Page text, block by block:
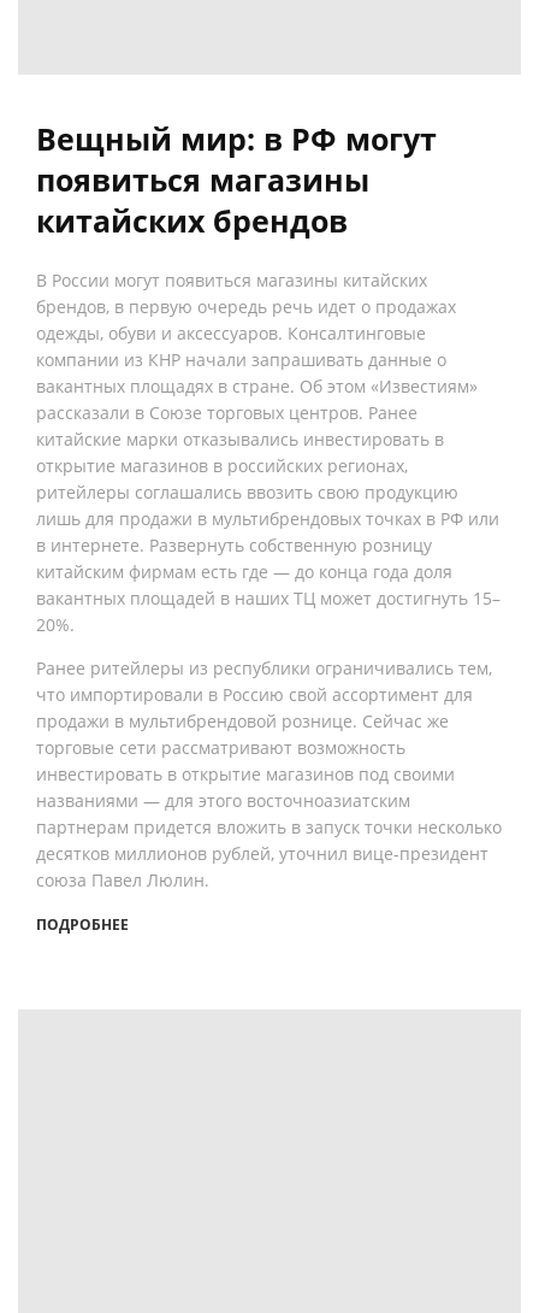
Вещный мир: в РФ могут
появиться магазины
китайских брендов
В России могут появиться магазины китайских
брендов, в первую очередь речь идет о продажах
одежды, обуви и аксессуаров. Консалтинговые
компании из КНР начали запрашивать данные о
вакантных площадях в стране. Об этом «Известиям»
рассказали в Союзе торговых центров. Ранее
китайские марки отказывались инвестировать в
открытие магазинов в российских регионах,
ритейлеры соглашались ввозить свою продукцию
лишь для продажи в мультибрендовых точках в РФ или
в интернете. Развернуть собственную розницу
китайским фирмам есть где — до конца года доля
вакантных площадей в наших ТЦ может достигнуть 15–
20%.
Ранее ритейлеры из республики ограничивались тем,
что импортировали в Россию свой ассортимент для
продажи в мультибрендовой рознице. Сейчас же
торговые сети рассматривают возможность
инвестировать в открытие магазинов под своими
названиями — для этого восточноазиатским
партнерам придется вложить в запуск точки несколько
десятков миллионов рублей, уточнил вице-президент
союза Павел Люлин.
ПОДРОБНЕЕ